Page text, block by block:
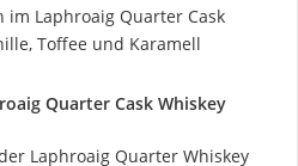
Laphroaig Quarter Cask
Toffee und Karamell
Quarter Cask Whiskey
Laphroaig Quarter Whiskey